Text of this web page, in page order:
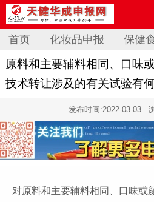
首页 化妆品申报 保健
原料和主要辅料相同、口味
技术转让涉及的有关试验有
发布时间:2022-03-03
对原料和主要辅料相同、口味或